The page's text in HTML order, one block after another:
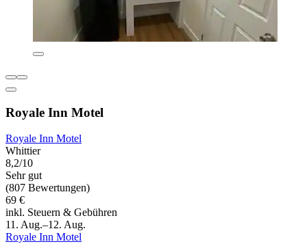
Royale Inn Motel
Royale Inn Motel
Whittier
8,2/10
Sehr gut
(807 Bewertungen)
69 €
inkl. Steuern & Gebühren
11. Aug.–12. Aug.
Royale Inn Motel